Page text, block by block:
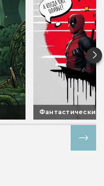
Фантастические